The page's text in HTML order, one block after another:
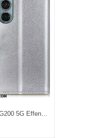
Leren Hoesje voor Moto G200 5G Effen Kunstleer